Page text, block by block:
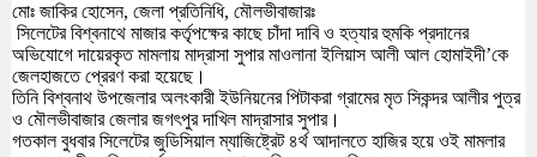
মোঃ জাকির হোসেন, জেলা প্রতিনিধি, মৌলভীবাজারঃ
সিলেটের বিশ্বনাথে মাজার কর্তৃপক্ষের কাছে চাঁদা দাবি ও হত্যার হুমকি প্রদানের
অভিযোগে দায়েরকৃত মামলায় মাদ্রাসা সুপার মাওলানা ইলিয়াস আলী আল হোমাইদী’কে
জেলহাজতে প্রেরণ করা হয়েছে।
তিনি বিশ্বনাথ উপজেলার অলংকারী ইউনিয়নের পিটাকরা গ্রামের মৃত সিকন্দর আলীর পুত্র
ও মৌলভীবাজার জেলার জগৎপুর দাখিল মাদ্রাসার সুপার।
গতকাল বুধবার সিলেটের জুডিসিয়াল ম্যাজিষ্ট্রেট ৪র্থ আদালতে হাজির হয়ে ওই মামলার